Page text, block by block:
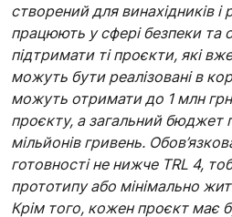
створений для винахідників і
працюють у сфері безпеки
підтримати ті проєкти, які
можуть бути реалізовані в
можуть отримати до 1 млн грн
проєкту, а загальний бюджет
мільйонів гривень.
готовності не нижче TRL 4,
прототипу або мінімально
Крім того, кожен проєкт має